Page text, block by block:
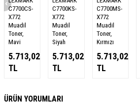
C7700CS-
X772
Muadil
Toner,
Mavi
5.713,02
TL
C7700KS-
X772
Muadil
Toner,
Siyah
5.713,02
TL
C7700MS-
X772
Muadil
Toner,
Kırmızı
5.713,02
TL
ÜRÜN YORUMLARI